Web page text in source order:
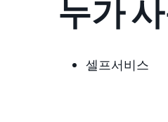
누가
셀프서비스